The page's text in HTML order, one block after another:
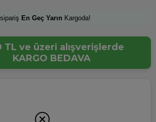
En Geç Yarın Kargoda!
TL ve üzeri alışverişlerde
KARGO BEDAVA